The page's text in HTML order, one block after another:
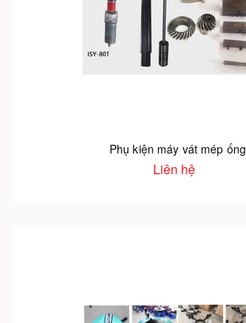
Phụ kiện máy vát mép ống
Liên hệ